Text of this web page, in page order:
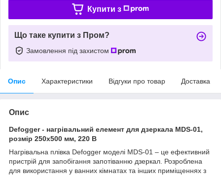
Купити з
Що таке купити з Пром?
Замовлення під захистом
Опис Характеристики Відгуки про товар Доставка
Опис
Defogger - нагрівальний елемент для дзеркала MDS-01,
розмір 250х500 мм, 220 В
Нагрівальна плівка Defogger моделі MDS-01 – це ефективний
пристрій для запобігання запотіванню дзеркал. Розроблена
для використання у ванних кімнатах та інших приміщеннях з